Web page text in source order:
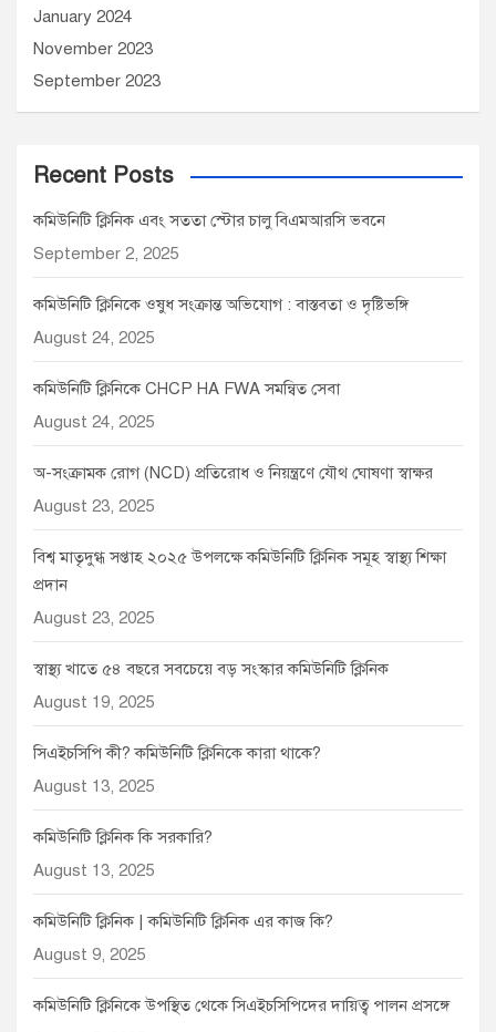
January 2024
November 2023
September 2023
Recent Posts
কমিউনিটি ক্লিনিক এবং সততা স্টোর চালু বিএমআরসি ভবনে
September 2, 2025
কমিউনিটি ক্লিনিকে ওষুধ সংক্রান্ত অভিযোগ : বাস্তবতা ও দৃষ্টিভঙ্গি
August 24, 2025
কমিউনিটি ক্লিনিকে CHCP HA FWA সমন্বিত সেবা
August 24, 2025
অ-সংক্রামক রোগ (NCD) প্রতিরোধ ও নিয়ন্ত্রণে যৌথ ঘোষণা স্বাক্ষর
August 23, 2025
বিশ্ব মাতৃদুগ্ধ সপ্তাহ ২০২৫ উপলক্ষে কমিউনিটি ক্লিনিক সমূহ স্বাস্থ্য শিক্ষা
প্রদান
August 23, 2025
স্বাস্থ্য খাতে ৫৪ বছরে সবচেয়ে বড় সংস্কার কমিউনিটি ক্লিনিক
August 19, 2025
সিএইচসিপি কী? কমিউনিটি ক্লিনিকে কারা থাকে?
August 13, 2025
কমিউনিটি ক্লিনিক কি সরকারি?
August 13, 2025
কমিউনিটি ক্লিনিক | কমিউনিটি ক্লিনিক এর কাজ কি?
August 9, 2025
কমিউনিটি ক্লিনিকে উপস্থিত থেকে সিএইচসিপিদের দায়িত্ব পালন প্রসঙ্গে